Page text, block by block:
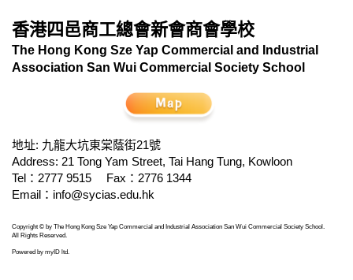
香港四邑商工總會新會商會學校
The Hong Kong Sze Yap Commercial and Industrial
Association San Wui Commercial Society School
地址: 九龍大坑東棠蔭街21號
Address: 21 Tong Yam Street, Tai Hang Tung, Kowloon
Tel：2777 9515
Fax：2776 1344
Email： info@sycias.edu.hk
Copyright © by The Hong Kong Sze Yap Commercial and Industrial Association San Wui Commercial Society School.
All Rights Reserved.
Powered by myID ltd